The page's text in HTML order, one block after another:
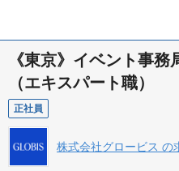
《東京》イベント事務
（エキスパート職）
正社員
株式会社グロービス の